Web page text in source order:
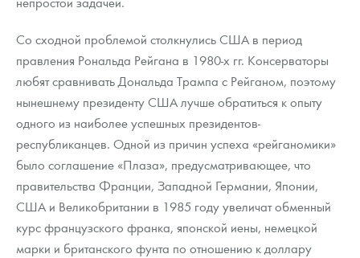
Со сходной проблемой столкнулись США в период
правления Рональда Рейгана в 1980-х гг. Консерваторы
любят сравнивать Дональда Трампа с Рейганом, поэтому
нынешнему президенту США лучше обратиться к опыту
одного из наиболее успешных президентов-
республиканцев. Одной из причин успеха «рейганомики»
было соглашение «Плаза», предусматривающее, что
правительства Франции, Западной Германии, Японии,
США и Великобритании в 1985 году увеличат обменный
курс французского франка, японской иены, немецкой
марки и британского фунта по отношению к доллару